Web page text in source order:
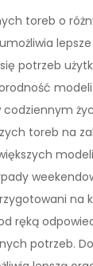
toreb o
potrzeb
toreb na
na
ręką
potrzeb.